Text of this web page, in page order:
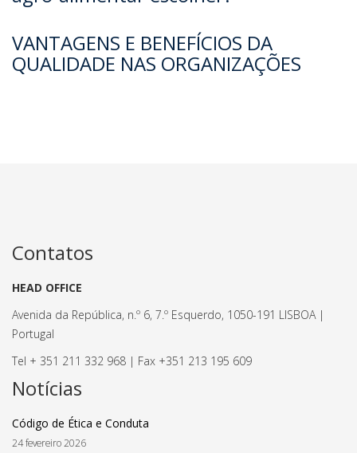
VANTAGENS E BENEFÍCIOS DA
QUALIDADE NAS ORGANIZAÇÕES
Contatos
HEAD OFFICE
Avenida da República, n.º 6, 7.º Esquerdo, 1050-191 LISBOA |
Portugal
Tel + 351 211 332 968 | Fax +351 213 195 609
Notícias
Código de Ética e Conduta
24 fevereiro 2026